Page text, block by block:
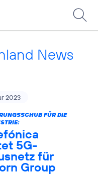
News
2023
FÜR DIE
5G-
für
Group